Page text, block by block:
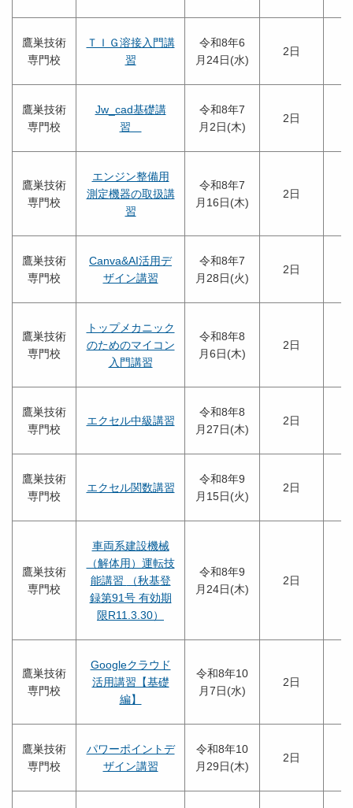
鷹巣技術
専門校
ＴＩＧ溶接入門講
習
令和8年6
月24日(水)
2日
鷹巣技術
専門校
Jw_cad基礎講
習
令和8年7
月2日(木)
2日
鷹巣技術
専門校
エンジン整備用
測定機器の取扱講
習
令和8年7
月16日(木)
2日
鷹巣技術
専門校
Canva&AI活用デ
ザイン講習
令和8年7
月28日(火)
2日
鷹巣技術
専門校
トップメカニック
のためのマイコン
入門講習
令和8年8
月6日(木)
2日
鷹巣技術
専門校
エクセル中級講習
令和8年8
月27日(木)
2日
鷹巣技術
専門校
エクセル関数講習
令和8年9
月15日(火)
2日
鷹巣技術
専門校
車両系建設機械
（解体用）運転技
能講習 （秋基登
録第91号 有効期
限R11.3.30）
令和8年9
月24日(木)
2日
鷹巣技術
専門校
Googleクラウド
活用講習【基礎
編】
令和8年10
月7日(水)
2日
鷹巣技術
専門校
パワーポイントデ
ザイン講習
令和8年10
月29日(木)
2日